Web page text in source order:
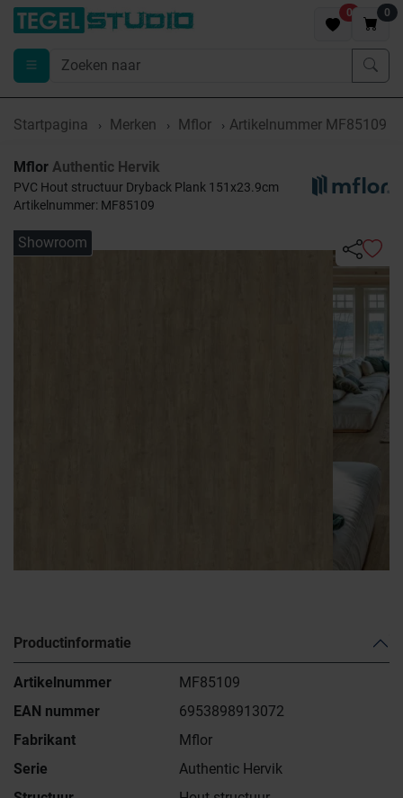
0 0
Startpagina Merken Mflor Artikelnummer MF85109
Mflor Authentic Hervik
PVC Hout structuur Dryback Plank 151x23.9cm
Artikelnummer: MF85109
Showroom
Productinformatie
Artikelnummer
MF85109
EAN nummer
6953898913072
Fabrikant
Mflor
Serie
Authentic Hervik